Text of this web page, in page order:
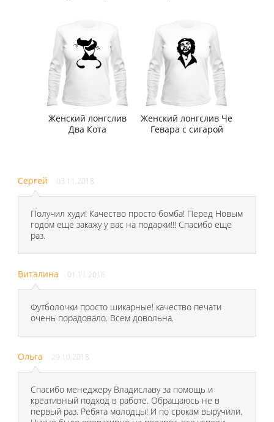
Женский лонгслив
Два Кота
Женский лонгслив Че
Гевара с сигарой
Сергей 03.11.2018
Получил худи! Качество просто бомба! Перед Новым
годом еще закажу у вас на подарки!!! Спасибо еще
раз.
Виталина 01.11.2018
Футболочки просто шикарные! качество печати
очень порадовало. Всем довольна.
Ольга 29.10.2018
Спасибо менеджеру Владиславу за помощь и
креативный подход в работе. Обращаюсь не в
первый раз. Ребята молодцы! И по срокам выручили.